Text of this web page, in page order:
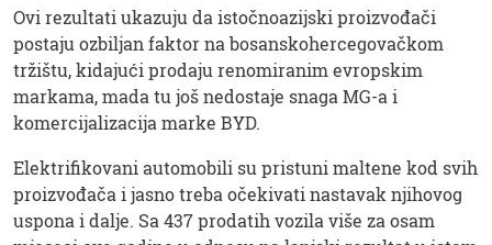
Ovi rezultati ukazuju da istočnoazijski proizvođači
postaju ozbiljan faktor na bosanskohercegovačkom
tržištu, kidajući prodaju renomiranim evropskim
markama, mada tu još nedostaje snaga MG-a i
komercijalizacija marke BYD.
Elektrifikovani automobili su pristuni maltene kod svih
proizvođača i jasno treba očekivati nastavak njihovog
uspona i dalje. Sa 437 prodatih vozila više za osam